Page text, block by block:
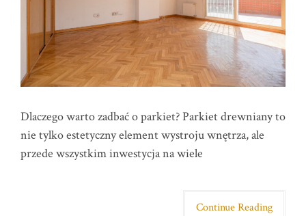
Dlaczego warto zadbać o parkiet? Parkiet drewniany to
nie tylko estetyczny element wystroju wnętrza, ale
przede wszystkim inwestycja na wiele
Continue Reading